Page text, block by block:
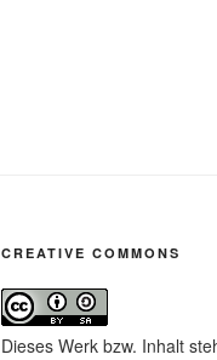
CREATIVE COMMONS
Dieses Werk bzw. Inhalt